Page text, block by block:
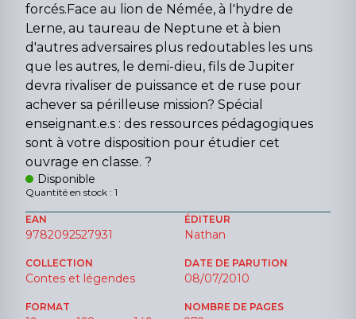
forcés.Face au lion de Némée, à l'hydre de
Lerne, au taureau de Neptune et à bien
d'autres adversaires plus redoutables les uns
que les autres, le demi-dieu, fils de Jupiter
devra rivaliser de puissance et de ruse pour
achever sa périlleuse mission? Spécial
enseignant.e.s : des ressources pédagogiques
sont à votre disposition pour étudier cet
ouvrage en classe. ?
Disponible
Quantité en stock : 1
EAN
9782092527931
ÉDITEUR
Nathan
COLLECTION
Contes et légendes
DATE DE PARUTION
08/07/2010
FORMAT NOMBRE DE PAGES